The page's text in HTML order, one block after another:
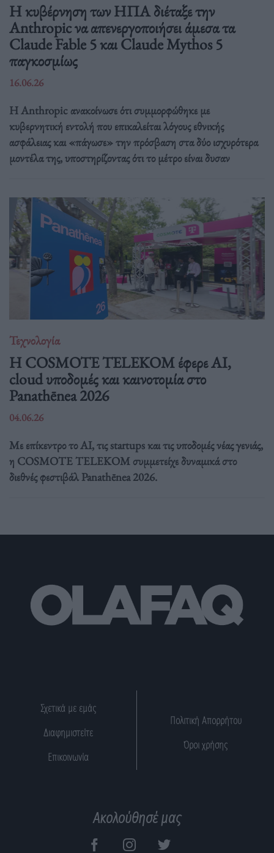
Η κυβέρνηση των ΗΠΑ διέταξε την
Anthropic να απενεργοποιήσει άμεσα τα
Claude Fable 5 και Claude Mythos 5
παγκοσμίως
16.06.26
Η Anthropic ανακοίνωσε ότι συμμορφώθηκε με
κυβερνητική εντολή που επικαλείται λόγους εθνικής
ασφάλειας και «πάγωσε» την πρόσβαση στα δύο ισχυρότερα
μοντέλα της, υποστηρίζοντας ότι το μέτρο είναι δυσαν
Τεχνολογία
Η COSMOTE TELEKOM έφερε AI,
cloud υποδομές και καινοτομία στο
Panathēnea 2026
04.06.26
Με επίκεντρο το AI, τις startups και τις υποδομές νέας γενιάς,
η COSMOTE TELEKOM συμμετείχε δυναμικά στο
διεθνές φεστιβάλ Panathēnea 2026.
Σχετικά με εμάς
Διαφημιστείτε
Επικοινωνία
Πολιτική Απορρήτου
Όροι χρήσης
Ακολούθησέ μας